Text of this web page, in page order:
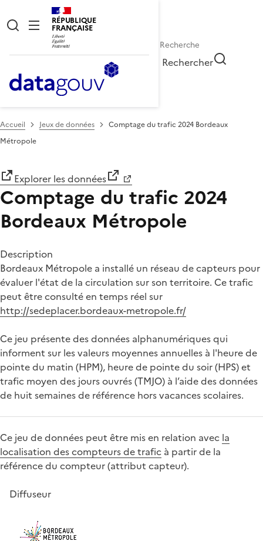
RÉPUBLIQUE
FRANÇAISE
Rechercher
Accueil Jeux de données
Comptage du trafic 2024 Bordeaux
Métropole
Explorer les données
Comptage du trafic 2024
Bordeaux Métropole
Description
Bordeaux Métropole a installé un réseau de capteurs pour
évaluer l'état de la circulation sur son territoire. Ce trafic
peut être consulté en temps réel sur
http://sedeplacer.bordeaux-metropole.fr/
Ce jeu présente des données alphanumériques qui
informent sur les valeurs moyennes annuelles à l'heure de
pointe du matin (HPM), heure de pointe du soir (HPS) et
trafic moyen des jours ouvrés (TMJO) à l’aide des données
de huit semaines de référence hors vacances scolaires.
Ce jeu de données peut être mis en relation avec la
localisation des compteurs de trafic à partir de la
référence du compteur (attribut capteur).
Diffuseur